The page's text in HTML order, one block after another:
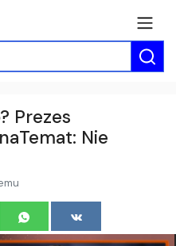
Prezes
Nie